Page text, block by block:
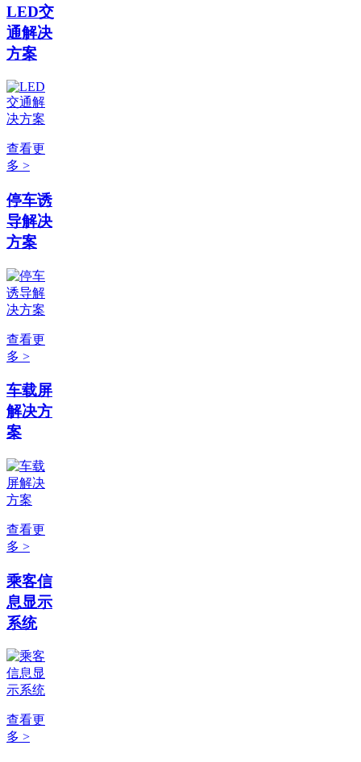
LED交
通解决
方案
查看更
多 >
停车诱
导解决
方案
查看更
多 >
车载屏
解决方
案
查看更
多 >
乘客信
息显示
系统
查看更
多 >